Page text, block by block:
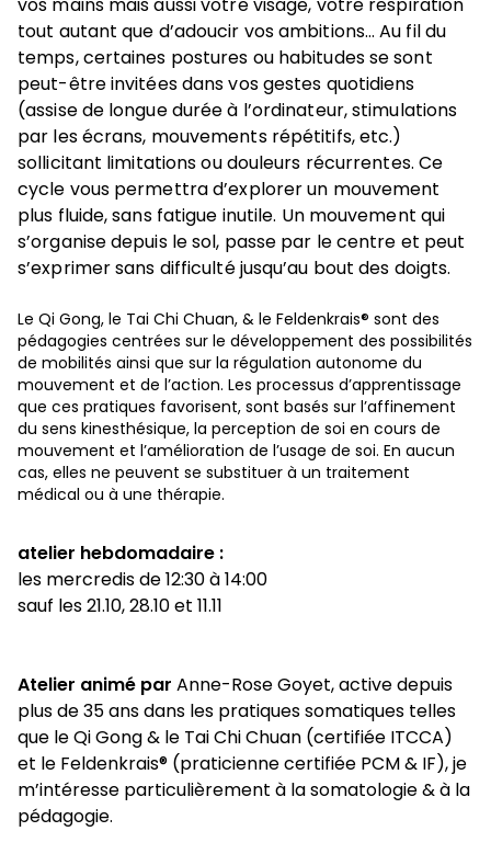
tout autant que d’adoucir vos ambitions… Au fil du
temps, certaines postures ou habitudes se sont
peut-être invitées dans vos gestes quotidiens
(assise de longue durée à l’ordinateur, stimulations
par les écrans, mouvements répétitifs, etc.)
sollicitant limitations ou douleurs récurrentes. Ce
cycle vous permettra d’explorer un mouvement
plus fluide, sans fatigue inutile. Un mouvement qui
s’organise depuis le sol, passe par le centre et peut
s’exprimer sans difficulté jusqu’au bout des doigts.
Le Qi Gong, le Tai Chi Chuan, & le Feldenkrais® sont des
pédagogies centrées sur le développement des possibilités
de mobilités ainsi que sur la régulation autonome du
mouvement et de l’action. Les processus d’apprentissage
que ces pratiques favorisent, sont basés sur l’affinement
du sens kinesthésique, la perception de soi en cours de
mouvement et l’amélioration de l’usage de soi. En aucun
cas, elles ne peuvent se substituer à un traitement
médical ou à une thérapie.
atelier hebdomadaire :
les mercredis de 12:30 à 14:00
sauf les 21.10, 28.10 et 11.11
Atelier animé par Anne-Rose Goyet, active depuis
plus de 35 ans dans les pratiques somatiques telles
que le Qi Gong & le Tai Chi Chuan (certifiée ITCCA)
et le Feldenkrais® (praticienne certifiée PCM & IF), je
m’intéresse particulièrement à la somatologie & à la
pédagogie.